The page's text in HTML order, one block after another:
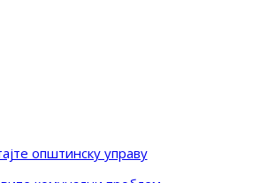
општинску управу